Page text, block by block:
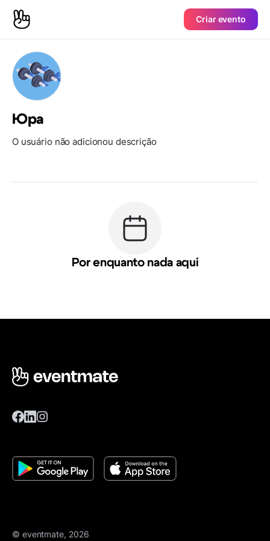
Criar evento
Юра
O usuário não adicionou descrição
Por enquanto nada aqui
© eventmate, 2026